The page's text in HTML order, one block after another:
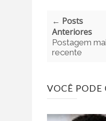
← Posts
Anteriores
Postagem
recente
VOCÊ PODE